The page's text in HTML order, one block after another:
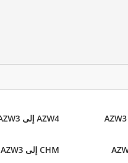
AZW4 إلى AZW3
CHM إلى AZW3